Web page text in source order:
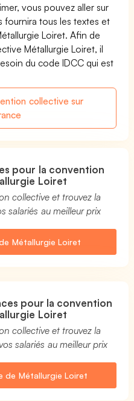
vous pouvez aller sur
fournira tous les textes et
Loiret. Afin de
Métallurgie Loiret, il
du code IDCC qui est
collective sur
pour la convention
Loiret
collective et trouvez la
salariés au meilleur prix
Métallurgie Loiret
pour la convention
Loiret
collective et trouvez la
salariés au meilleur prix
de Métallurgie Loiret